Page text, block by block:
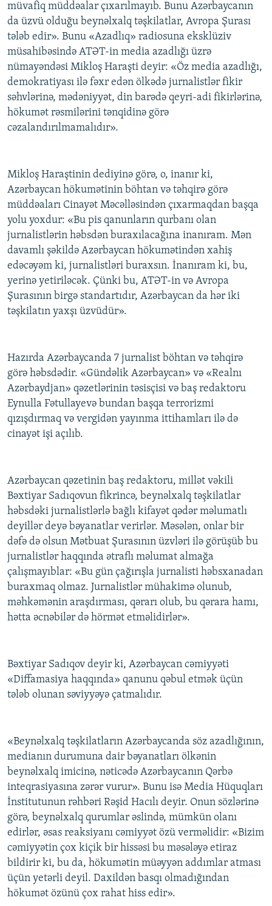
müvafiq müddəalar çıxarılmayıb. Bunu Azərbaycanın
da üzvü olduğu beynəlxalq təşkilatlar, Avropa Şurası
tələb edir». Bunu «Azadlıq» radiosuna eksklüziv
müsahibəsində ATƏT-in media azadlığı üzrə
nümayəndəsi Mikloş Haraşti deyir: «Öz media azadlığı,
demokratiyası ilə fəxr edən ölkədə jurnalistlər fikir
səhvlərinə, mədəniyyət, din barədə qeyri-adi fikirlərinə,
hökumət rəsmilərini tənqidinə görə
cəzalandırılmamalıdır».
Mikloş Haraştinin dediyinə görə, o, inanır ki,
Azərbaycan hökumətinin böhtan və təhqirə görə
müddəaları Cinayət Məcəlləsindən çıxarmaqdan başqa
yolu yoxdur: «Bu pis qanunların qurbanı olan
jurnalistlərin həbsdən buraxılacağına inanıram. Mən
davamlı şəkildə Azərbaycan hökumətindən xahiş
edəcəyəm ki, jurnalistləri buraxsın. İnanıram ki, bu,
yerinə yetiriləcək. Çünki bu, ATƏT-in və Avropa
Şurasının birgə standartıdır, Azərbaycan da hər iki
təşkilatın yaxşı üzvüdür».
Hazırda Azərbaycanda 7 jurnalist böhtan və təhqirə
görə həbsdədir. «Gündəlik Azərbaycan» və «Realnı
Azərbaydjan» qəzetlərinin təsisçisi və baş redaktoru
Eynulla Fətullayevə bundan başqa terrorizmi
qızışdırmaq və vergidən yayınma ittihamları ilə də
cinayət işi açılıb.
Azərbaycan qəzetinin baş redaktoru, millət vəkili
Bəxtiyar Sadıqovun fikrincə, beynəlxalq təşkilatlar
həbsdəki jurnalistlərlə bağlı kifayət qədər məlumatlı
deyillər deyə bəyanatlar verirlər. Məsələn, onlar bir
dəfə də olsun Mətbuat Şurasının üzvləri ilə görüşüb bu
jurnalistlər haqqında ətraflı məlumat almağa
çalışmayıblar: «Bu gün çağırışla jurnalisti həbsxanadan
buraxmaq olmaz. Jurnalistlər mühakimə olunub,
məhkəmənin araşdırması, qərarı olub, bu qərara hamı,
hətta əcnəbilər də hörmət etməlidirlər».
Bəxtiyar Sadıqov deyir ki, Azərbaycan cəmiyyəti
«Diffamasiya haqqında» qanunu qəbul etmək üçün
tələb olunan səviyyəyə çatmalıdır.
«Beynəlxalq təşkilatların Azərbaycanda söz azadlığının,
medianın durumuna dair bəyanatları ölkənin
beynəlxalq imicinə, nəticədə Azərbaycanın Qərbə
inteqrasiyasına zərər vurur». Bunu isə Media Hüquqları
İnstitutunun rəhbəri Rəşid Hacılı deyir. Onun sözlərinə
görə, beynəlxalq qurumlar əslində, mümkün olanı
edirlər, əsas reaksiyanı cəmiyyət özü verməlidir: «Bizim
cəmiyyətin çox kiçik bir hissəsi bu məsələyə etiraz
bildirir ki, bu da, hökumətin müəyyən addımlar atması
üçün yetərli deyil. Daxildən basqı olmadığından
hökumət özünü çox rahat hiss edir».